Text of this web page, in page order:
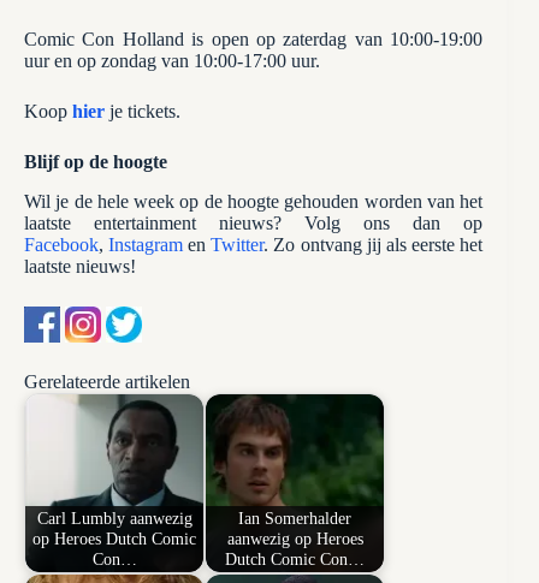
Comic Con Holland is open op zaterdag van 10:00-19:00
uur en op zondag van 10:00-17:00 uur.
Koop hier je tickets.
Blijf op de hoogte
Wil je de hele week op de hoogte gehouden worden van het
laatste entertainment nieuws? Volg ons dan op
Facebook,InstagramenTwitter. Zo ontvang jij als eerste het
laatste nieuws!
Gerelateerde artikelen
Carl Lumbly aanwezig
op Heroes Dutch Comic
Con…
Ian Somerhalder
aanwezig op Heroes
Dutch Comic Con…